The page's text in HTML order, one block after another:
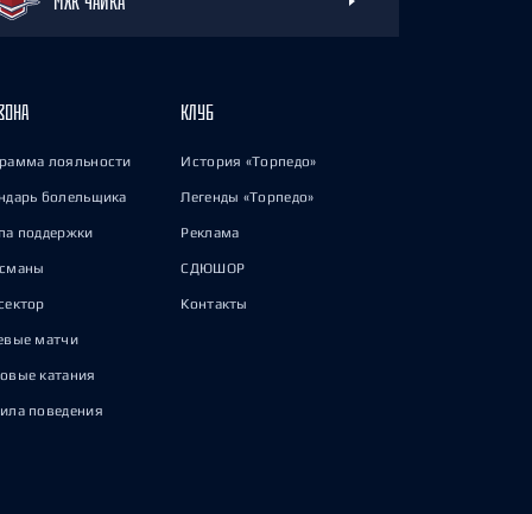
лояльности
болельщика
поддержки
матчи
катания
поведения
КЛУБ
История «Торпедо»
Легенды «Торпедо»
Реклама
СДЮШОР
Контакты